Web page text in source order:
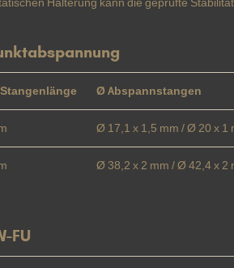
Ø Abspannstangen
Ø 17,1 x 1,5 mm / Ø 20 x 1
Ø 38,2 x 2 mm / Ø 42,4 x 2
FU